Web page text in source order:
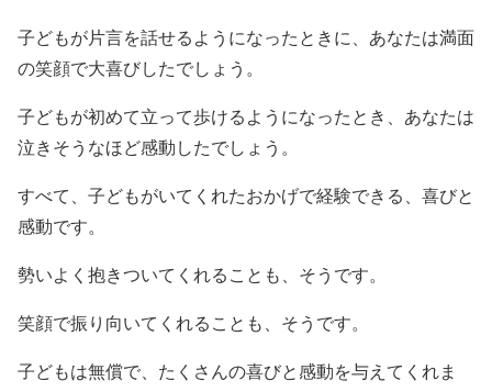
子どもが片言を話せるようになったときに、あなたは満面
の笑顔で大喜びしたでしょう。
子どもが初めて立って歩けるようになったとき、あなたは
泣きそうなほど感動したでしょう。
すべて、子どもがいてくれたおかげで経験できる、喜びと
感動です。
勢いよく抱きついてくれることも、そうです。
笑顔で振り向いてくれることも、そうです。
子どもは無償で、たくさんの喜びと感動を与えてくれま